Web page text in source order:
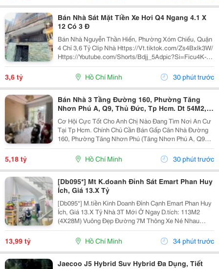
Bán Nhà Sát Mặt Tiền Xe Hơi Q4 Ngang 4.1 X
12 Có 3 Đ
Bán Nhà Nguyễn Thần Hiến, Phường Xóm Chiếu, Quận
4 Chỉ 3,6 Tỷ Clip Nhà Https://Vt.tiktok.com/Zs4Bxlk3W/
Https://Youtube.com/Shorts/Bdjj_5Adpic?Si=Ficu4K-
Ulrqinf8N Vị Trí Đẹp, Cách Mặt Tiền Nguyễn Thần Hiến
Chỉ , 10 Bước Chân Lên Xe Hơi,...
3,6 tỷ Hồ Chí Minh 30 phút trước
Bán Nhà 3 Tầng Đường 160, Phường Tăng
Nhơn Phú A, Q9, Thủ Đức, Tp Hcm. Dt 54M2,
Sổ Hồng Riêng. Giá 5,18 Tỷ
Cơ Hội Cực Tốt Cho Anh Chị Nào Đang Tìm Nơi An Cư
Tại Tp Hcm. Chính Chủ Cần Bán Gấp Căn Nhà Đường
160, Phường Tăng Nhơn Phú (Tăng Nhơn Phú A, Q9
Cũ). Vị Trí Nhà Nằm Trong Khu Dân Cư Ổn Định, Giao
Thông Thuận Tiện Chỉ Vài Bước Là Ra Lã Xuân Oai,
5,18 tỷ Hồ Chí Minh 30 phút trước
[Db095*] Mt K.doanh Đỉnh Sát Emart Phan Huy
Ích, Giá 13.X Tỷ
[Db095*] M.tiền Kinh Doanh Đỉnh Cạnh Emart Phan Huy
Ích, Giá 13.X Tỷ Nhà 3T Mới Ở Ngay D.tích: 113M2
(4X28M) Vuông Đẹp Đường 7M Thông Xe Né Nhau
6Phòng Ngủ, 6Tolet Phù Hợp Kinh Doanh Kết Bạn Liên
Hệ Xem Nhà Ngay!
13,99 tỷ Hồ Chí Minh 34 phút trước
Jaecoo J5 Hybrid Suv Hybrid Đa Dụng, Tiết